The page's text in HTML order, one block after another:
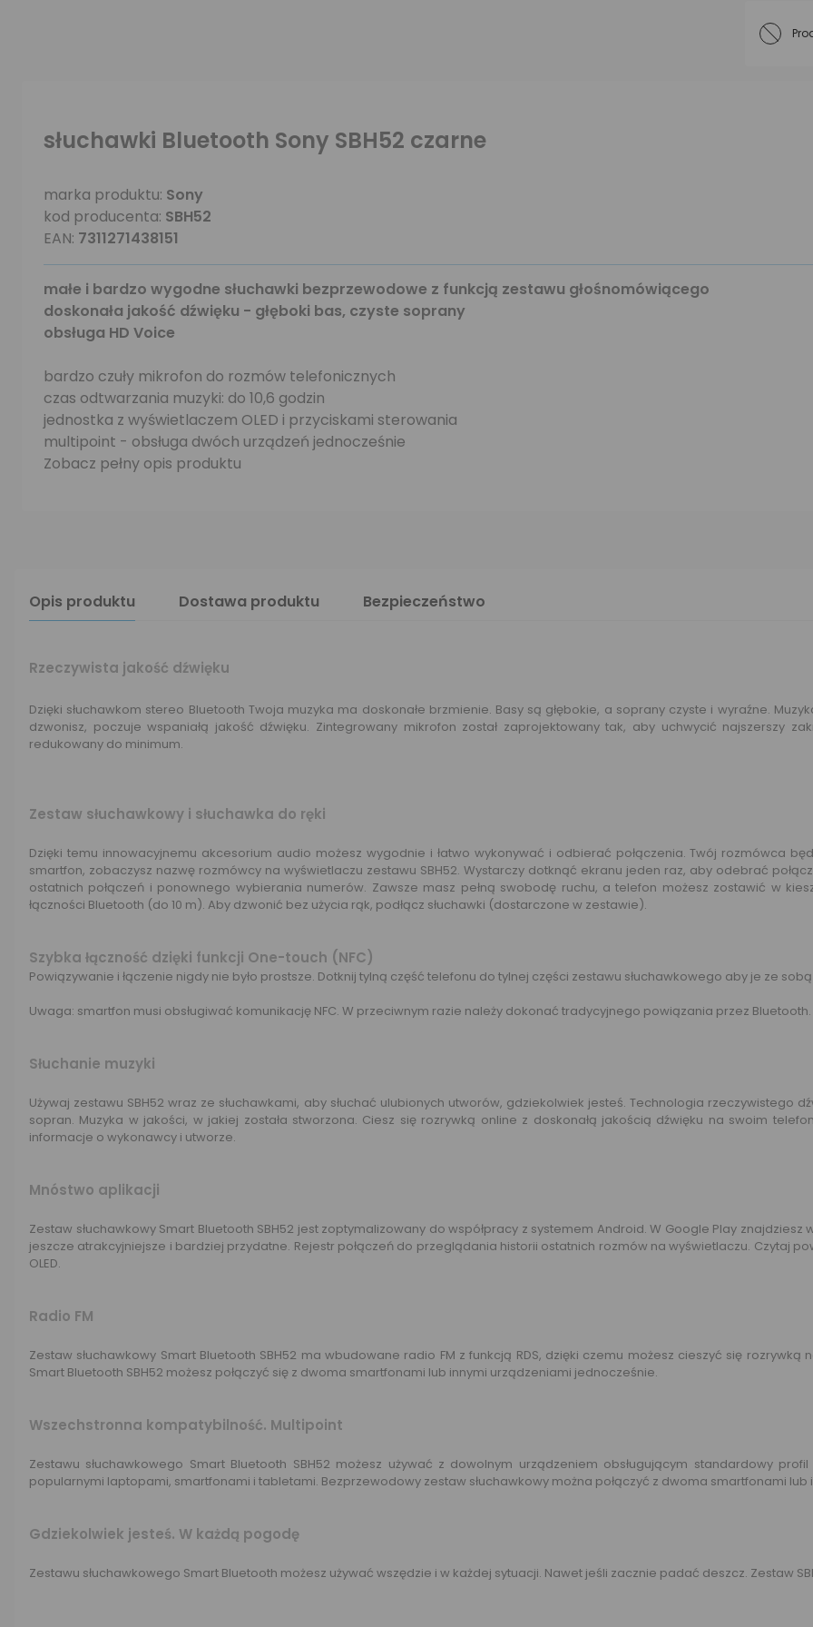
słuchawki Bluetooth Sony SBH52 czarne
marka produktu: Sony
kod producenta: SBH52
EAN: 7311271438151
małe i bardzo wygodne słuchawki bezprzewodowe z funkcją zestawu głośnomówiącego
doskonała jakość dźwięku - głęboki bas, czyste soprany
obsługa HD Voice
bardzo czuły mikrofon do rozmów telefonicznych
czas odtwarzania muzyki: do 10,6 godzin
jednostka z wyświetlaczem OLED i przyciskami sterowania
multipoint - obsługa dwóch urządzeń jednocześnie
Zobacz pełny opis produktu
Opis produktu Dostawa produktu Bezpieczeństwo
Rzeczywista jakość dźwięku
Dzięki słuchawkom stereo Bluetooth Twoja muzyka ma doskonałe brzmienie. Basy są głębokie, a soprany czyste i wyraźne.
dzwonisz, poczuje wspaniałą jakość dźwięku. Zintegrowany mikrofon został zaprojektowany tak, aby uchwycić najszerszy
redukowany do minimum.
Zestaw słuchawkowy i słuchawka do ręki
Dzięki temu innowacyjnemu akcesorium audio możesz wygodnie i łatwo wykonywać i odbierać połączenia. Twój rozmówca
smartfon, zobaczysz nazwę rozmówcy na wyświetlaczu zestawu SBH52. Wystarczy dotknąć ekranu jeden raz, aby odebrać
ostatnich połączeń i ponownego wybierania numerów. Zawsze masz pełną swobodę ruchu, a telefon możesz zostawić w
łączności Bluetooth (do 10 m). Aby dzwonić bez użycia rąk, podłącz słuchawki (dostarczone w zestawie).
Szybka łączność dzięki funkcji One-touch (NFC)
Powiązywanie i łączenie nigdy nie było prostsze. Dotknij tylną część telefonu do tylnej części zestawu słuchawkowego aby je ze sobą
Uwaga: smartfon musi obsługiwać komunikację NFC. W przeciwnym razie należy dokonać tradycyjnego powiązania przez Bluetooth.
Słuchanie muzyki
Używaj zestawu SBH52 wraz ze słuchawkami, aby słuchać ulubionych utworów, gdziekolwiek jesteś. Technologia rzeczywistego
sopran. Muzyka w jakości, w jakiej została stworzona. Ciesz się rozrywką online z doskonałą jakością dźwięku na swoim
informacje o wykonawcy i utworze.
Mnóstwo aplikacji
Zestaw słuchawkowy Smart Bluetooth SBH52 jest zoptymalizowany do współpracy z systemem Android. W Google Play
jeszcze atrakcyjniejsze i bardziej przydatne. Rejestr połączeń do przeglądania historii ostatnich rozmów na wyświetlaczu. Czytaj
OLED.
Radio FM
Zestaw słuchawkowy Smart Bluetooth SBH52 ma wbudowane radio FM z funkcją RDS, dzięki czemu możesz cieszyć się rozrywką
Smart Bluetooth SBH52 możesz połączyć się z dwoma smartfonami lub innymi urządzeniami jednocześnie.
Wszechstronna kompatybilność. Multipoint
Zestawu słuchawkowego Smart Bluetooth SBH52 możesz używać z dowolnym urządzeniem obsługującym standardowy
popularnymi laptopami, smartfonami i tabletami. Bezprzewodowy zestaw słuchawkowy można połączyć z dwoma smartfonami lub
Gdziekolwiek jesteś. W każdą pogodę
Zestawu słuchawkowego Smart Bluetooth możesz używać wszędzie i w każdej sytuacji. Nawet jeśli zacznie padać deszcz. Zestaw